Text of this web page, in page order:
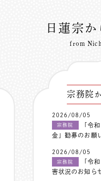
日蓮宗
from
宗務院
2026/08/05
宗務院
「令
金」勧募のお願
2026/08/05
宗務院
「令
害状況のお知ら